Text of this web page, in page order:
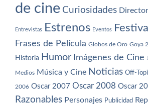
de cine Curiosidades
Entrevistas Estrenos Eventos
Frases de Película Globos de Oro Goya
Historia Humor Imágenes de Cine
Medios Música y Cine Noticias Off-
2006 Oscar 2007 Oscar 2008 Oscar
Razonables Personajes Publicidad